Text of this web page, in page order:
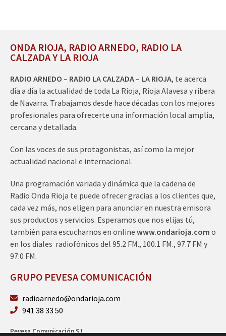
ONDA RIOJA, RADIO ARNEDO, RADIO LA
CALZADA Y LA RIOJA
RADIO ARNEDO – RADIO LA CALZADA – LA RIOJA, te acerca
día a día la actualidad de toda La Rioja, Rioja Alavesa y ribera
de Navarra. Trabajamos desde hace décadas con los mejores
profesionales para ofrecerte una información local amplia,
cercana y detallada.
Con las voces de sus protagonistas, así como la mejor
actualidad nacional e internacional.
Una programación variada y dinámica que la cadena de
Radio Onda Rioja te puede ofrecer gracias a los clientes que,
cada vez más, nos eligen para anunciar en nuestra emisora
sus productos y servicios. Esperamos que nos elijas tú,
también para escucharnos en online www.ondarioja.com o
en los diales radiofónicos del 95.2 FM., 100.1 FM., 97.7 FM y
97.0 FM.
GRUPO PEVESA COMUNICACIÓN
radioarnedo@ondarioja.com
941 38 33 50
Pevesa Comunicación S.L.